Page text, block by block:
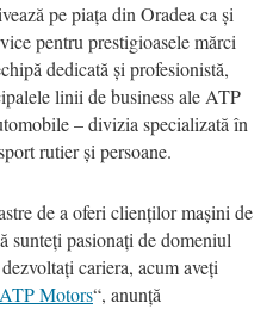
pe piața din Oradea ca și
pentru prestigioasele mărci
dedicată și profesionistă,
linii de business ale ATP
– divizia specializată în
rutier și persoane.
de a oferi clienților mașini de
sunteți pasionați de domeniul
cariera, acum aveți
ATP Motors“, anunță